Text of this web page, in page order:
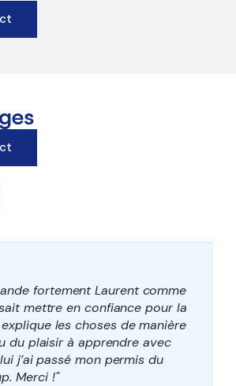
fortement Laurent comme
mettre en confiance pour la
les choses de manière
du plaisir à apprendre avec
j’ai passé mon permis du
Merci !"